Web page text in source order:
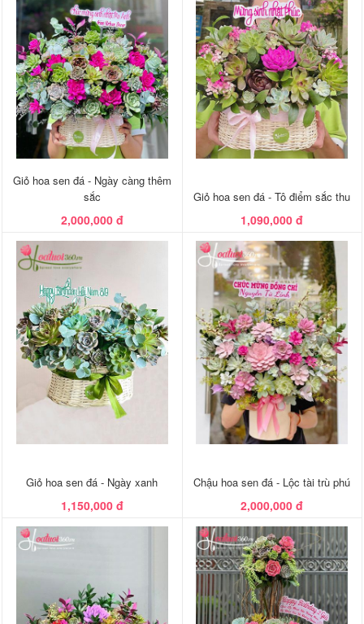
Giỏ hoa sen đá - Ngày càng thêm
sắc
2,000,000 đ
Giỏ hoa sen đá - Tô điểm sắc thu
1,090,000 đ
Giỏ hoa sen đá - Ngày xanh
1,150,000 đ
Chậu hoa sen đá - Lộc tài trù phú
2,000,000 đ